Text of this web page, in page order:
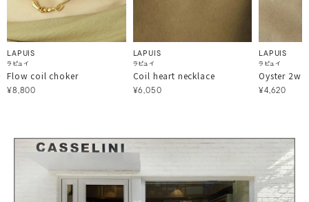
LAPUIS
ラピュイ
Flow coil choker
¥8,800
LAPUIS
ラピュイ
Coil heart necklace
¥6,050
LAPUIS
ラピュイ
Oyster
¥4,620